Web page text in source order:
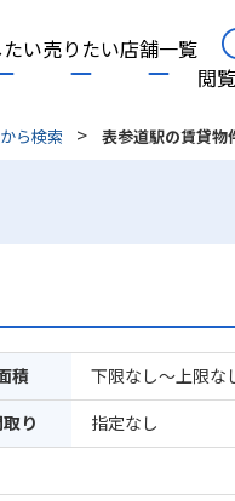
い売りたい店舗一覧
閲
ら検索 > 表参道駅の賃貸物
積 下限なし～上限な
り
指定なし